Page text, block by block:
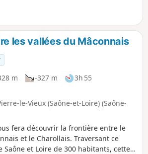
de rejoindre une crête
par Saint-Christophe-la-Montagne. En
et 9 km de descente vous attendent.
les vallées du Mâconnais
m -327 m
3h 55
le-Vieux (Saône-et-Loire) (Saône-
fera découvrir la frontière entre le
et le Charollais. Traversant ce
Saône et Loire de 300 habitants, cette